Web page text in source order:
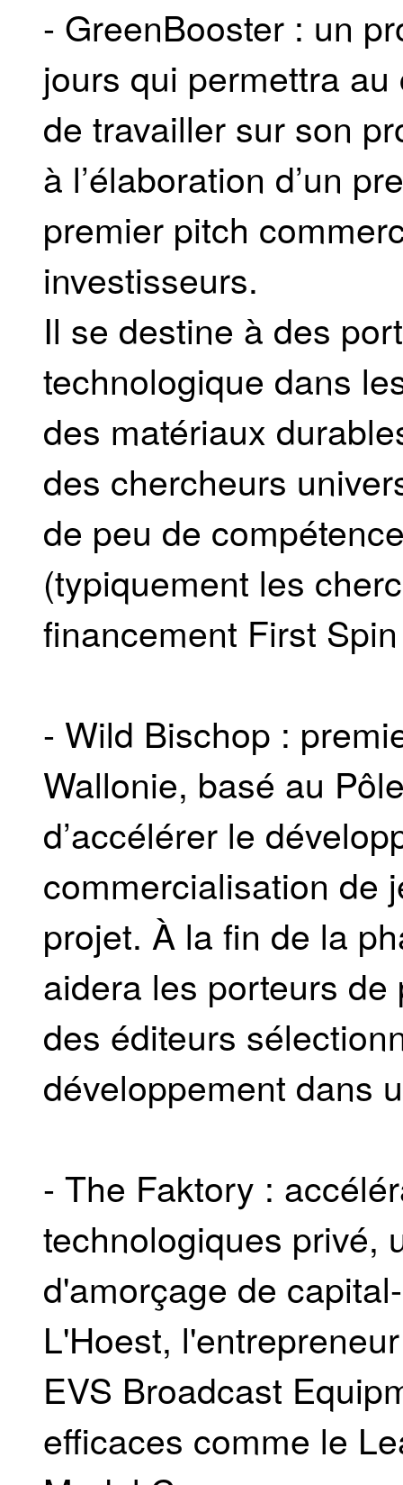
- GreenBooster : un
jours qui permettra
de travailler sur son
à l’élaboration d’un
premier pitch
investisseurs.
Il se destine à des
technologique dans
des matériaux
des chercheurs
de peu de
(typiquement les
financement First
- Wild Bischop :
Wallonie, basé au
d’accélérer le
commercialisation de
projet. À la fin de la
aidera les porteurs
des éditeurs
développement dans
- The Faktory :
technologiques privé,
d'amorçage de
L'Hoest,
EVS Broadcast
efficaces comme le